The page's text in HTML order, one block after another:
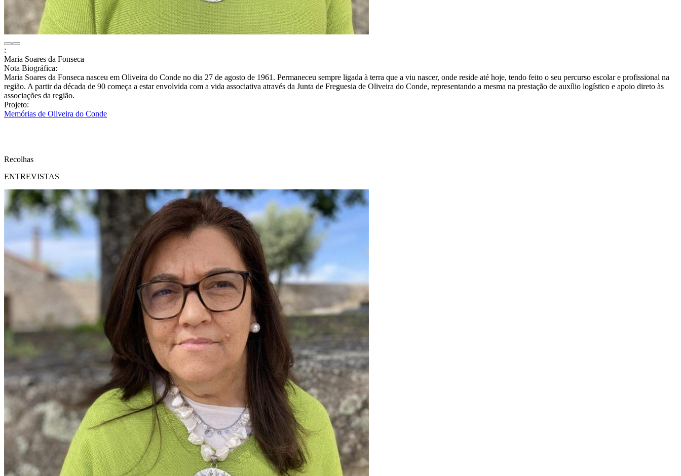
:
Maria Soares da Fonseca
Nota Biográfica:
Maria Soares da Fonseca nasceu em Oliveira do Conde no dia 27 de agosto de 1961. Permaneceu sempre ligada à terra que a viu nascer, onde reside até hoje, tendo feito o seu percurso escolar e profissional na
região. A partir da década de 90 começa a estar envolvida com a vida associativa através da Junta de Freguesia de Oliveira do Conde, representando a mesma na prestação de auxílio logístico e apoio direto às
associações da região.
Projeto:
Memórias de Oliveira do Conde
Recolhas
ENTREVISTAS